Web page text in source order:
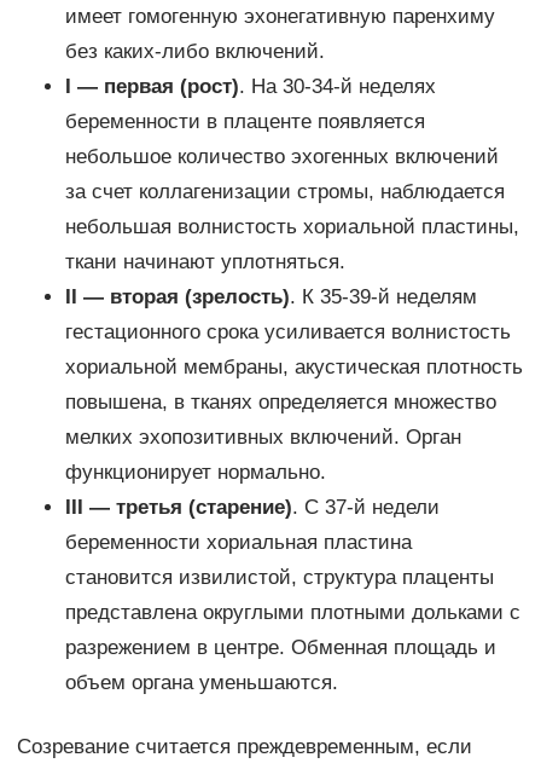
имеет гомогенную эхонегативную паренхиму
без каких-либо включений.
— первая (рост). На 30-34-й неделях
беременности в плаценте появляется
небольшое количество эхогенных включений
за счет коллагенизации стромы, наблюдается
небольшая волнистость хориальной пластины,
ткани начинают уплотняться.
— вторая (зрелость). К 35-39-й неделям
гестационного срока усиливается волнистость
хориальной мембраны, акустическая плотность
повышена, в тканях определяется множество
мелких эхопозитивных включений. Орган
функционирует нормально.
— третья (старение). С 37-й недели
беременности хориальная пластина
становится извилистой, структура плаценты
представлена округлыми плотными дольками с
разрежением в центре. Обменная площадь и
объем органа уменьшаются.
Созревание считается преждевременным, если